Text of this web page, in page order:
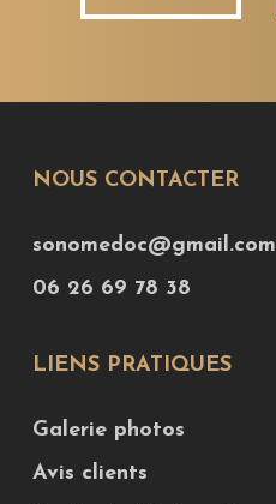
NOUS CONTACTER
sonomedoc@gmail.com
06 26 69 78 38
LIENS PRATIQUES
Galerie photos
Avis clients